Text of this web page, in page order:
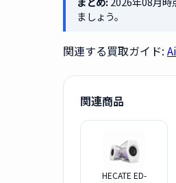
ましょう。
関連する買取ガイド:
関連商品
HECATE ED-